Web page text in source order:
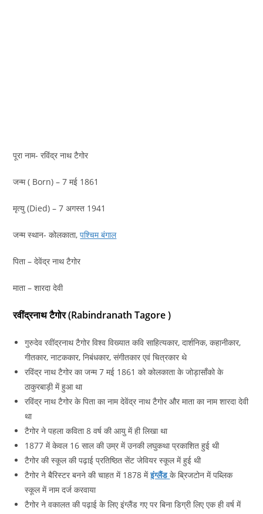
पूरा नाम- रविंद्र नाथ टैगोर
जन्म ( Born) – 7 मई 1861
मृत्यु (Died) – 7 अगस्त 1941
जन्म स्थान- कोलकाता,पश्चिम बंगाल
पिता – देवेंद्र नाथ टैगोर
माता – शारदा देवी
रवींद्रनाथ टैगोर (Rabindranath Tagore )
गुरुदेव रवींद्रनाथ टैगोर विश्व विख्यात कवि साहित्यकार, दार्शनिक, कहानीकार,
गीतकार, नाटककार, निबंधकार, संगीतकार एवं चित्रकार थे
रविंद्र नाथ टैगोर का जन्म 7 मई 1861 को कोलकाता के जोड़ासाँको के
ठाकुरबाड़ी में हुआ था
रविंद्र नाथ टैगोर के पिता का नाम देवेंद्र नाथ टैगोर और माता का नाम शारदा देवी
था
टैगोर ने पहला कविता 8 वर्ष की आयु में ही लिखा था
1877 में केवल 16 साल की उम्र में उनकी लघुकथा प्रकाशित हुई थी
टैगोर की स्कूल की पढ़ाई प्रतिष्ठित सेंट जेवियर स्कूल में हुई थी
टैगोर ने बैरिस्टर बनने की चाहत में 1878 मेंइंग्लैंडके ब्रिजटोन में पब्लिक
स्कूल में नाम दर्ज करवाया
टैगोर ने वकालत की पढ़ाई के लिए इंग्लैंड गए पर बिना डिग्री लिए एक ही वर्ष में